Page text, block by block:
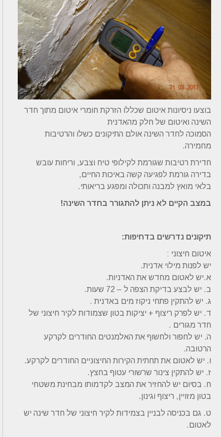
בוצעו ניסיונות איטום שכללו הזרקת חומרי איטום מתוך חדר
השינה ואיטום של חלק מהאדנית
הסמוכה לחדר השינה אולם התיקונים כשלו והרטיבות
מחמירה.
חדירת רטיבות שגורמת לקילופי טיח וצבע, וריחות עובש
בדירה גורמת לפגיעה קשה באיכות החיים,
בלאי מואץ למבנה ותכולה ומפגע בריאותי.
במצב הקיים לא ניתן להתגורר בחדר השינה!
תיקונים נדרשים בדחיפות:
איטום חיצוני :
יש לפנות מילוי אדנית.
א.יש לאטום מחדש את האדניות.
ב. יש לבצע בדיקת הצפה ל – 72 שעות.
ג. יש להתקין פתחי ניקוז מים באדנית .
ד. יש לפרק ריצוף + יציקות בטון שצמודות לקיר חיצוני של
חדר מגורים .
ה. יש לחפור ולחשוף את האלמנטים החודרים לקרקע
הרטובה.
ו. יש לאטום את תחתית הקירות החיצוניים החודרים לקרקע.
ז. יש להתקין צינור שרשורי עטוף בחצץ.
ח. בסיום יש להחזיר את המצב לקדמותו מבחינת משטחי
בטון מזויין, ריצוף וגינון.
ט. גם בכניסה לבניין בצמידות לקיר חיצוני של חדר שינה יש
לאטום.